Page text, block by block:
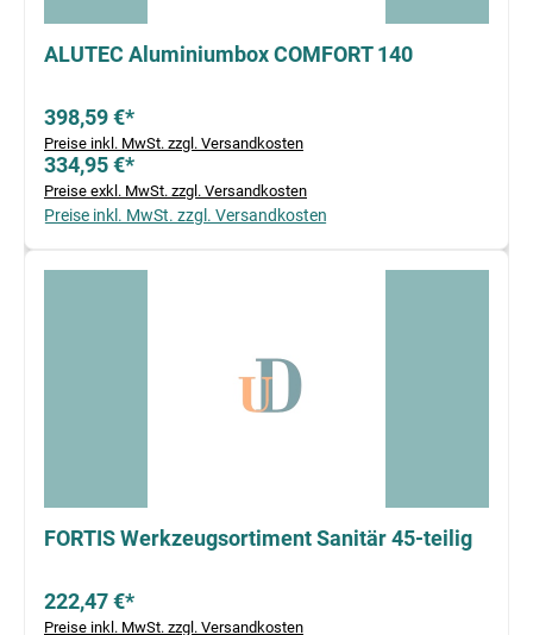
ALUTEC Aluminiumbox COMFORT 140
398,59 €*
Preise inkl. MwSt. zzgl. Versandkosten
334,95 €*
Preise exkl. MwSt. zzgl. Versandkosten
Preise inkl. MwSt. zzgl. Versandkosten
FORTIS Werkzeugsortiment Sanitär 45-teilig
222,47 €*
Preise inkl. MwSt. zzgl. Versandkosten